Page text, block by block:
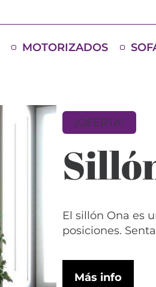
MOTORIZADOS
¡OFERTA!
El sillón Ona es
posiciones.
Más info